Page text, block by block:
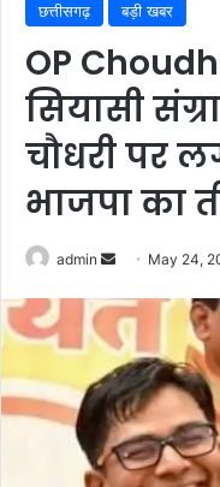
छत्तीसगढ़ बड़ी खबर
OP
सियासी
चौधरी पर
भाजपा का
admin
Send
email
May 24,